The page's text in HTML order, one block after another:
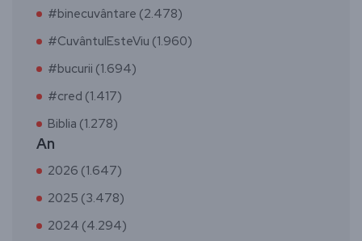
#binecuvântare (2.478)
#CuvântulEsteViu (1.960)
#bucurii (1.694)
#cred (1.417)
Biblia (1.278)
An
2026 (1.647)
2025 (3.478)
2024 (4.294)